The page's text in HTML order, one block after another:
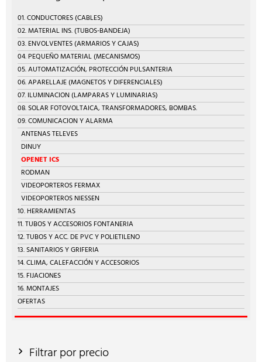
01. CONDUCTORES (CABLES)
02. MATERIAL INS. (TUBOS-BANDEJA)
03. ENVOLVENTES (ARMARIOS Y CAJAS)
04. PEQUEÑO MATERIAL (MECANISMOS)
05. AUTOMATIZACIÓN, PROTECCIÓN PULSANTERIA
06. APARELLAJE (MAGNETOS Y DIFERENCIALES)
07. ILUMINACION (LAMPARAS Y LUMINARIAS)
08. SOLAR FOTOVOLTAICA, TRANSFORMADORES, BOMBAS.
09. COMUNICACION Y ALARMA
ANTENAS TELEVES
DINUY
OPENET ICS
RODMAN
VIDEOPORTEROS FERMAX
VIDEOPORTEROS NIESSEN
10. HERRAMIENTAS
11. TUBOS Y ACCESORIOS FONTANERIA
12. TUBOS Y ACC. DE PVC Y POLIETILENO
13. SANITARIOS Y GRIFERIA
14. CLIMA, CALEFACCIÓN Y ACCESORIOS
15. FIJACIONES
16. MONTAJES
OFERTAS
Filtrar por precio